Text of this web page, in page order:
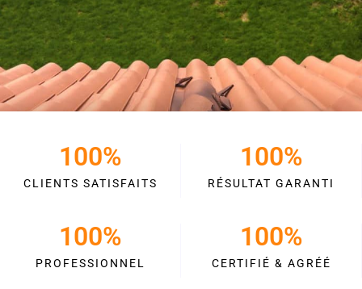
CLIENTS SATISFAITS
100%
RÉSULTAT GARANTI
100%
PROFESSIONNEL
100%
CERTIFIÉ & AGRÉÉ
100%